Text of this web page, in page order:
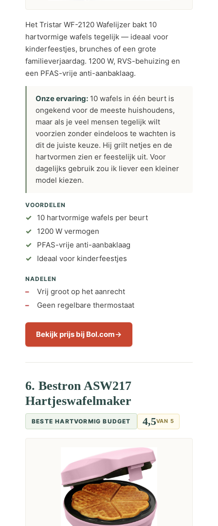
Het Tristar WF-2120 Wafelijzer bakt 10
hartvormige wafels tegelijk — ideaal voor
kinderfeestjes, brunches of een grote
familieverjaardag. 1200 W, RVS-behuizing en
een PFAS-vrije anti-aanbaklaag.
Onze ervaring: 10 wafels in één beurt is
ongekend voor de meeste huishoudens,
maar als je veel mensen tegelijk wilt
voorzien zonder eindeloos te wachten is
dit de juiste keuze. Hij grilt netjes en de
hartvormen zien er feestelijk uit. Voor
dagelijks gebruik zou ik liever een kleiner
model kiezen.
VOORDELEN
10 hartvormige wafels per beurt
1200 W vermogen
PFAS-vrije anti-aanbaklaag
Ideaal voor kinderfeestjes
NADELEN
Vrij groot op het aanrecht
Geen regelbare thermostaat
Bekijk prijs bij Bol.com
6. Bestron ASW217
Hartjeswafelmaker
BESTE HARTVORMIG BUDGET 4,5VAN 5